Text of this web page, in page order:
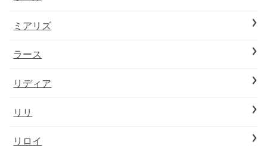
ミアリズ
ラース
リディア
リリ
リロイ